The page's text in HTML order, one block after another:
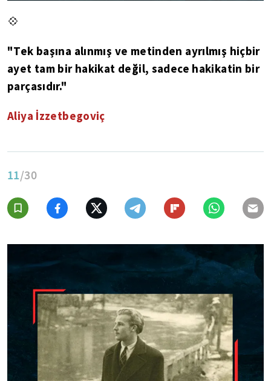
💠
"Tek başına alınmış ve metinden ayrılmış hiçbir
ayet tam bir hakikat değil, sadece hakikatin bir
parçasıdır."
Aliya İzzetbegoviç
11/30